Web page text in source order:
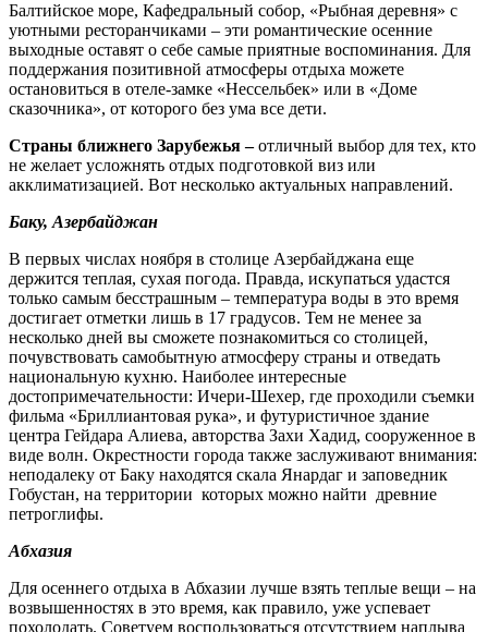
Балтийское море, Кафедральный собор, «Рыбная деревня» с
уютными ресторанчиками – эти романтические осенние
выходные оставят о себе самые приятные воспоминания. Для
поддержания позитивной атмосферы отдыха можете
остановиться в отеле-замке «Нессельбек» или в «Доме
сказочника», от которого без ума все дети.
Страны ближнего Зарубежья –отличный выбор для тех, кто
не желает усложнять отдых подготовкой виз или
акклиматизацией. Вот несколько актуальных направлений.
Баку, Азербайджан
В первых числах ноября в столице Азербайджана еще
держится теплая, сухая погода. Правда, искупаться удастся
только самым бесстрашным – температура воды в это время
достигает отметки лишь в 17 градусов. Тем не менее за
несколько дней вы сможете познакомиться со столицей,
почувствовать самобытную атмосферу страны и отведать
национальную кухню. Наиболее интересные
достопримечательности: Ичери-Шехер, где проходили съемки
фильма «Бриллиантовая рука», и футуристичное здание
центра Гейдара Алиева, авторства Захи Хадид, сооруженное в
виде волн. Окрестности города также заслуживают внимания:
неподалеку от Баку находятся скала Янардаг и заповедник
Гобустан, на территории которых можно найти древние
петроглифы.
Абхазия
Для осеннего отдыха в Абхазии лучше взять теплые вещи – на
возвышенностях в это время, как правило, уже успевает
похолодать. Советуем воспользоваться отсутствием наплыва